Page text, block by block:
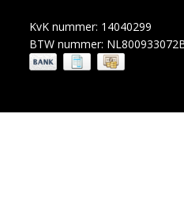
KvK nummer: 14040299
BTW nummer: